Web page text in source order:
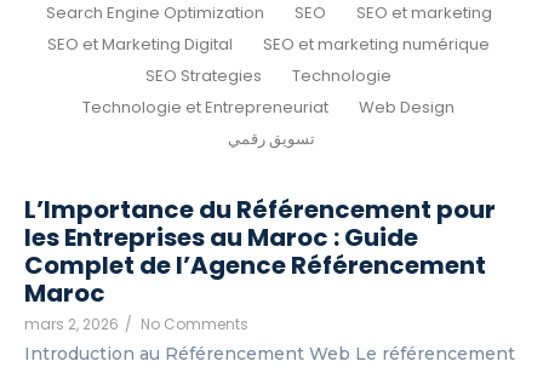
Search Engine Optimization
SEO
SEO et marketing
SEO et Marketing Digital
SEO et marketing numérique
SEO Strategies
Technologie
Technologie et Entrepreneuriat
Web Design
تسويق رقمي
L’Importance du Référencement pour
les Entreprises au Maroc : Guide
Complet de l’Agence Référencement
Maroc
mars 2, 2026 / No Comments
Introduction au Référencement Web Le référencement